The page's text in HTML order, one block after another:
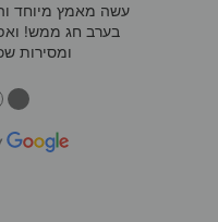
עשה מאמץ מיוחד
בערב חג ממש!
ומסירות
●